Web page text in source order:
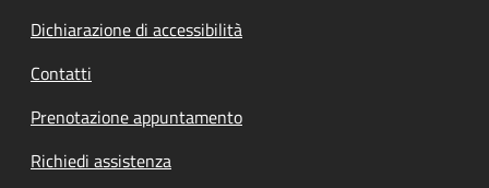
Dichiarazione di accessibilità
Contatti
Prenotazione appuntamento
Richiedi assistenza